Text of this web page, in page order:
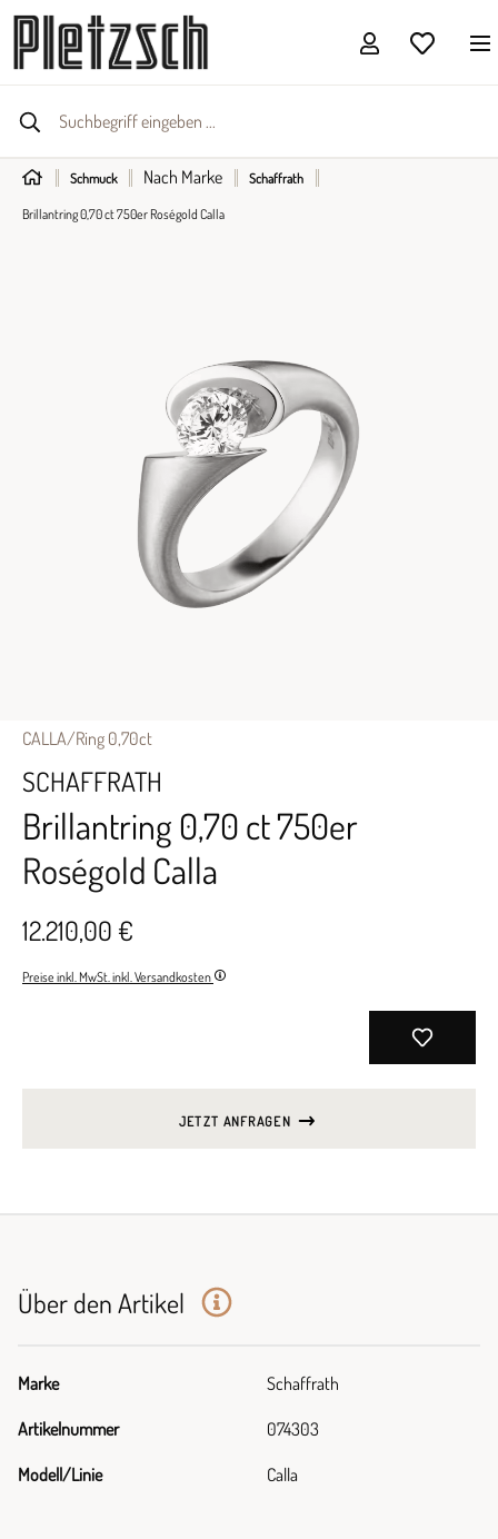
Schmuck Nach Marke Schaffrath
Brillantring 0,70 ct 750er Roségold Calla
CALLA/Ring 0,70ct
SCHAFFRATH
Brillantring 0,70 ct 750er
Roségold Calla
12.210,00 €
Preise inkl. MwSt. inkl. Versandkosten
JETZT ANFRAGEN
Über den Artikel
Marke Schaffrath
Artikelnummer 074303
Modell/Linie Calla